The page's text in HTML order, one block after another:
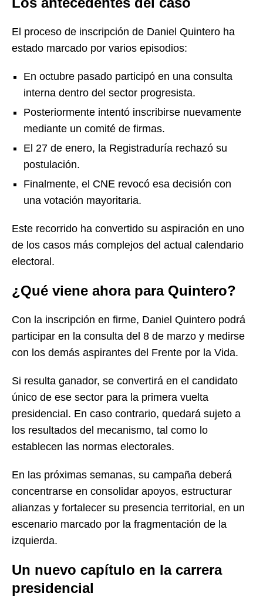
El proceso de inscripción de Daniel Quintero ha
estado marcado por varios episodios:
En octubre pasado participó en una consulta
interna dentro del sector progresista.
Posteriormente intentó inscribirse nuevamente
mediante un comité de firmas.
El 27 de enero, la Registraduría rechazó su
postulación.
Finalmente, el CNE revocó esa decisión con
una votación mayoritaria.
Este recorrido ha convertido su aspiración en uno
de los casos más complejos del actual calendario
electoral.
¿Qué viene ahora para Quintero?
Con la inscripción en firme, Daniel Quintero podrá
participar en la consulta del 8 de marzo y medirse
con los demás aspirantes del Frente por la Vida.
Si resulta ganador, se convertirá en el candidato
único de ese sector para la primera vuelta
presidencial. En caso contrario, quedará sujeto a
los resultados del mecanismo, tal como lo
establecen las normas electorales.
En las próximas semanas, su campaña deberá
concentrarse en consolidar apoyos, estructurar
alianzas y fortalecer su presencia territorial, en un
escenario marcado por la fragmentación de la
izquierda.
Un nuevo capítulo en la carrera
presidencial